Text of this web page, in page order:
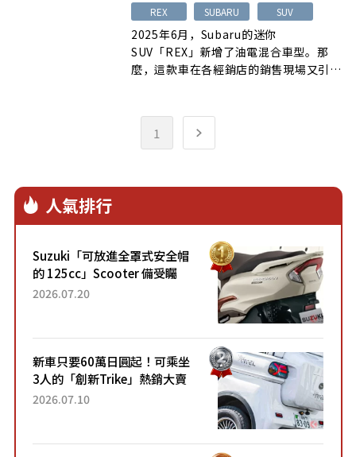
REX SUBARU SUV
2025年6月，Subaru的迷你
SUV「REX」新增了油電混合車型。那
麼，這款車在各經銷店的銷售現場又引起
1
人氣排行
Suzuki「可放進全罩式安全帽
的 125cc」Scooter 備受矚
目！採用全新流線設計與各項
2026.07.20
新車只要60萬日圓起！可乘坐
3人的「創新Trike」熱銷大賣
成為人氣車款！「養車成本真
2026.07.10